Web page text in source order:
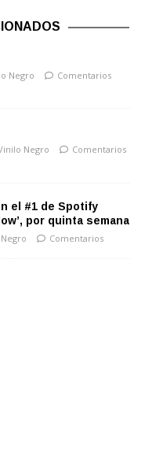
Negro
Comentarios
Negro
Comentarios
el #1 de Spotify
por quinta semana
Comentarios